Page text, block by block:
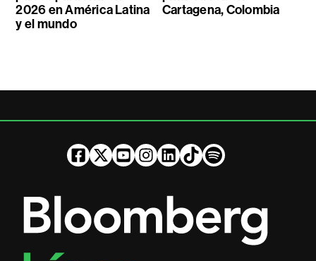
2026 en América Latina
y el mundo
Cartagena, Colombia